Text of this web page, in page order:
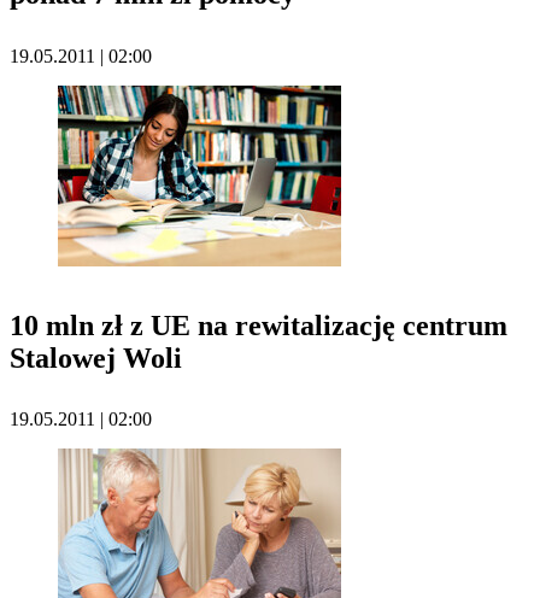
19.05.2011 | 02:00
10 mln zł z UE na rewitalizację centrum
Stalowej Woli
19.05.2011 | 02:00